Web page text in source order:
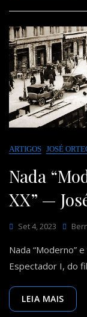
ARTIGOS JOSÉ
Nada
XX” —
Set 4, 2023
Nada “Moderno”
Espectador I, do
LEIA MAIS